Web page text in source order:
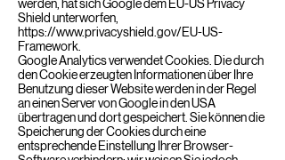
werden, hat sich Google dem EU-US Privacy
Shield unterworfen,
https://www.privacyshield.gov/EU-US-
Framework
Google Analytics verwendet Cookies. Die durch
den Cookie erzeugten Informationen über Ihre
Benutzung dieser Website werden in der Regel
an einen Server von Google in den USA
übertragen und dort gespeichert. Sie können die
Speicherung der Cookies durch eine
entsprechende Einstellung Ihrer Browser-